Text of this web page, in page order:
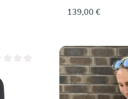
139,00 €
de 0 sur 5 étoiles